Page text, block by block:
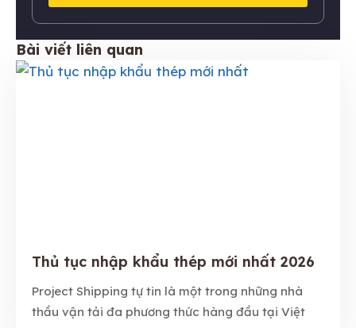
Bài viết liên quan
Thủ tục nhập khẩu thép mới nhất 2026
Project Shipping tự tin là một trong những nhà
thầu vận tải đa phương thức hàng đầu tại Việt